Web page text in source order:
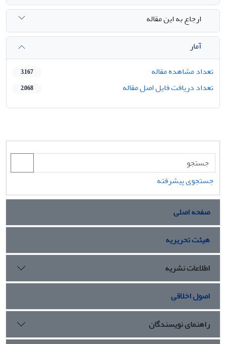
ارجاع به این مقاله
آمار
تعداد مشاهده مقاله
3,167
تعداد دریافت فایل اصل مقاله 2,068
جستجوی پیشرفته
صفحه اصلی
هیئت تحریریه
اطلاعات نشریه
اصول اخلاقی
راهنمای نویسندگان